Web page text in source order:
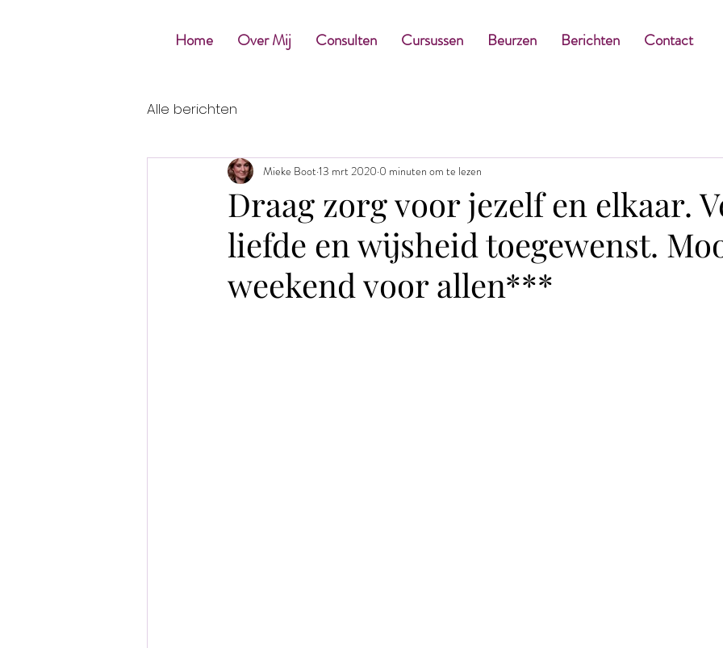
Home Over Mij Consulten Cursussen Beurzen Berichten Contact
Alle berichten
Draag zorg voor jezelf en elkaar.
liefde en wijsheid toegewenst.
weekend voor allen***
Mieke Boot13 mrt 2020 0 minuten om te lezen